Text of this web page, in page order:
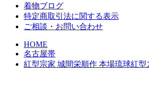
着物ブログ
特定商取引法に関する表示
ご相談・お問い合わせ
HOME
名古屋帯
紅型宗家 城間栄順作 本場琉球紅型